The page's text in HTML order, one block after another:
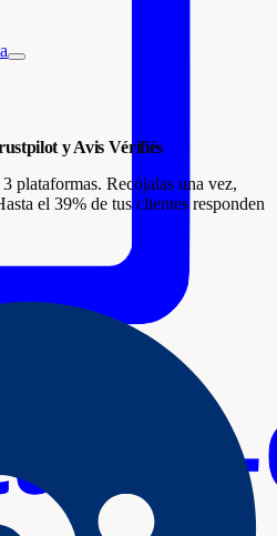
y Avis Vérifiés
3 plataformas. Recójalas una vez,
el 39% de tus clientes responden